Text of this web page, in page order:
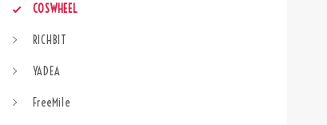
COSWHEEL
RICHBIT
YADEA
FreeMile